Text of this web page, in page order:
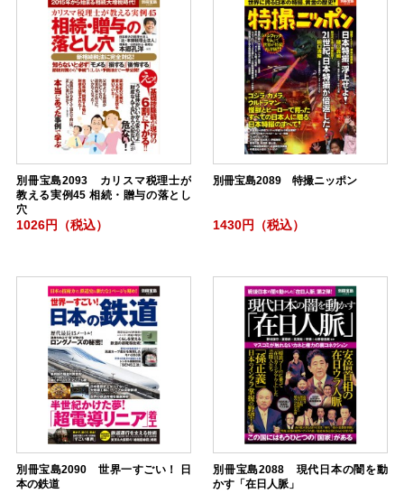
別冊宝島2093 カリスマ税理士が
教える実例45 相続・贈与の落とし
穴
1026円（税込）
別冊宝島2089 特撮ニッポン
1430円（税込）
別冊宝島2090 世界一すごい！ 日
本の鉄道
別冊宝島2088 現代日本の闇を動
かす「在日人脈」